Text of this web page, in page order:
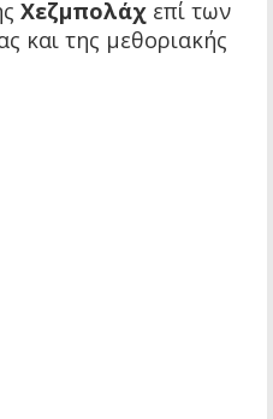
Χεζμπολάχ επί των
και της μεθοριακής